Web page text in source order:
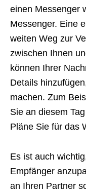
einen Messenger
Messenger. Eine
weiten Weg zur
zwischen Ihnen
können Ihrer
Details
machen. Zum
Sie an diesem
Pläne Sie für das
Es ist auch
Empfänger
an Ihren Partner